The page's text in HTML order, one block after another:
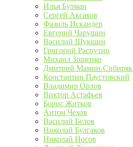
Илья Бутман
Сергей Аксаков
Фазиль Искандер
Евгений Чарушин
Василий Шукшин
Григорий Распутин
Михаил Зощенко
Дмитрий Мамин-Сибиряк
Константин Паустовский
Владимир Орлов
Виктор Астафьев
Борис Житков
Антон Чехов
Василий Белов
Николай Булгаков
Николай Носов